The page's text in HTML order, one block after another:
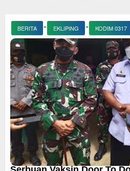
BERITA EKLIPING KODIM 0317